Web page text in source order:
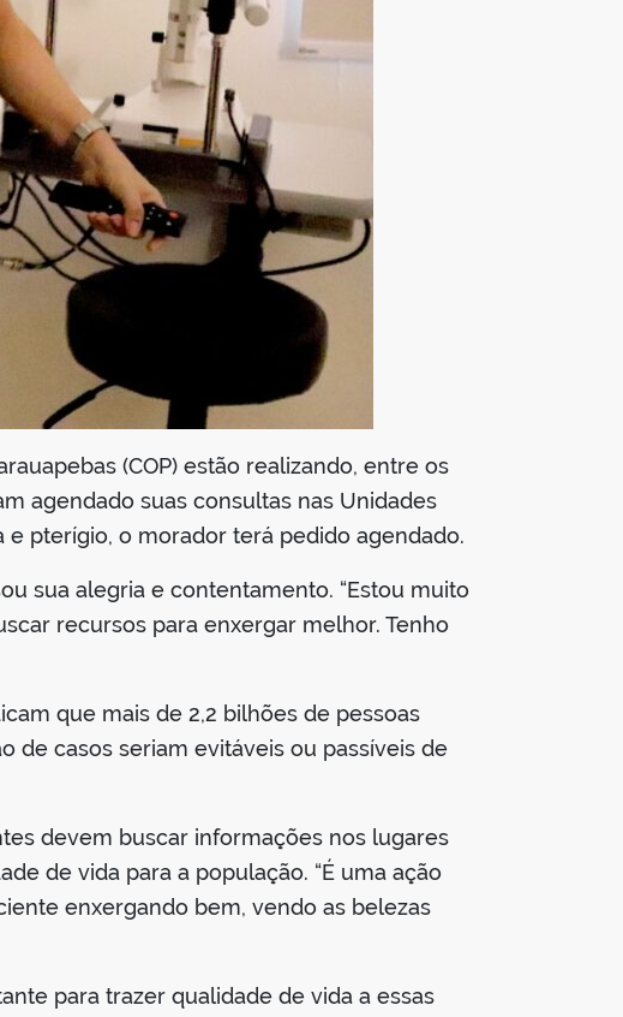
(COP) estão realizando, entre os
agendado suas consultas nas Unidades
e pterígio, o morador terá pedido agendado.
sua alegria e contentamento. “Estou muito
recursos para enxergar melhor. Tenho
que mais de 2,2 bilhões de pessoas
de casos seriam evitáveis ou passíveis de
devem buscar informações nos lugares
de vida para a população. “É uma ação
enxergando bem, vendo as belezas
para trazer qualidade de vida a essas